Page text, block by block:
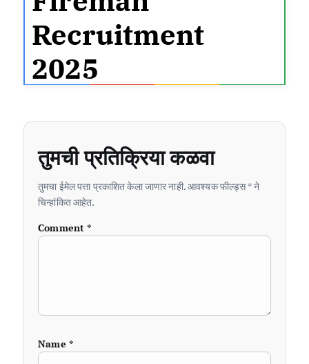
Recruitment
2025
तुमची प्रतिक्रिया कळवा
तुमचा ईमेल पत्ता प्रकाशित केला जाणार नाही. आवश्यक फील्ड्स * ने
चिन्हांकित आहेत.
Comment*
Name *